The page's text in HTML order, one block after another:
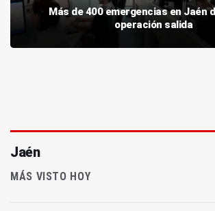
Más de 400 emergencias en Jaén
operación salida
Jaén
MÁS VISTO HOY